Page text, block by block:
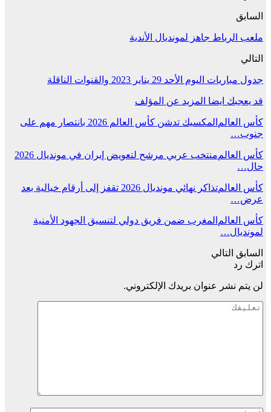
السابق
ملعب الرباط جاهز لمونديال الأندية
التالي
جدول مباريات اليوم الأحد 29 يناير 2023 والقنوات الناقلة
قد يعجبك ايضا المزيد عن المؤلف
كأس العالم
المكسيك تدشن كأس العالم 2026 بانتصار مهم على
جنوب…
كأس العالم
منتخب عربي مرشح لتعويض إيران في مونديال 2026
حال…
كأس العالم
تذاكر نهائي مونديال 2026 تقفز إلى أرقام خيالية بعد
عرض…
كأس العالم المغرب ضمن فريق دولي لتنسيق الجهود الأمنية
لمونديال…
السابق التالي
اترك رد
لن يتم نشر عنوان بريدك الإلكتروني.